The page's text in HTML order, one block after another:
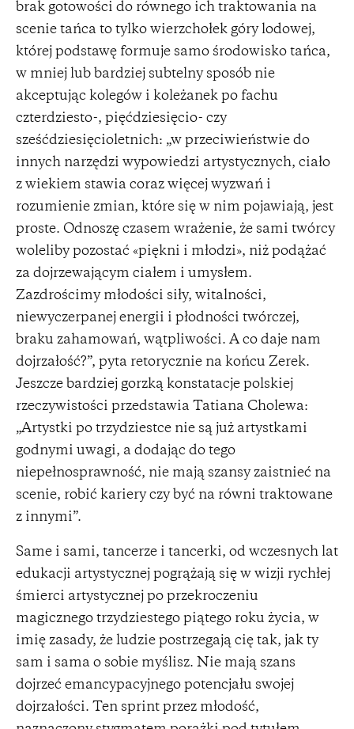
brak gotowości do równego ich traktowania na
scenie tańca to tylko wierzchołek góry lodowej,
której podstawę formuje samo środowisko tańca,
w mniej lub bardziej subtelny sposób nie
akceptując kolegów i koleżanek po fachu
czterdziesto-, pięćdziesięcio- czy
sześćdziesięcioletnich: „w przeciwieństwie do
innych narzędzi wypowiedzi artystycznych, ciało
z wiekiem stawia coraz więcej wyzwań i
rozumienie zmian, które się w nim pojawiają, jest
proste. Odnoszę czasem wrażenie, że sami twórcy
woleliby pozostać «piękni i młodzi», niż podążać
za dojrzewającym ciałem i umysłem.
Zazdrościmy młodości siły, witalności,
niewyczerpanej energii i płodności twórczej,
braku zahamowań, wątpliwości. A co daje nam
dojrzałość?”, pyta retorycznie na końcu Zerek.
Jeszcze bardziej gorzką konstatacje polskiej
rzeczywistości przedstawia Tatiana Cholewa:
„Artystki po trzydziestce nie są już artystkami
godnymi uwagi, a dodając do tego
niepełnosprawność, nie mają szansy zaistnieć na
scenie, robić kariery czy być na równi traktowane
z innymi”.
Same i sami, tancerze i tancerki, od wczesnych lat
edukacji artystycznej pogrążają się w wizji rychłej
śmierci artystycznej po przekroczeniu
magicznego trzydziestego piątego roku życia, w
imię zasady, że ludzie postrzegają cię tak, jak ty
sam i sama o sobie myślisz. Nie mają szans
dojrzeć emancypacyjnego potencjału swojej
dojrzałości. Ten sprint przez młodość,